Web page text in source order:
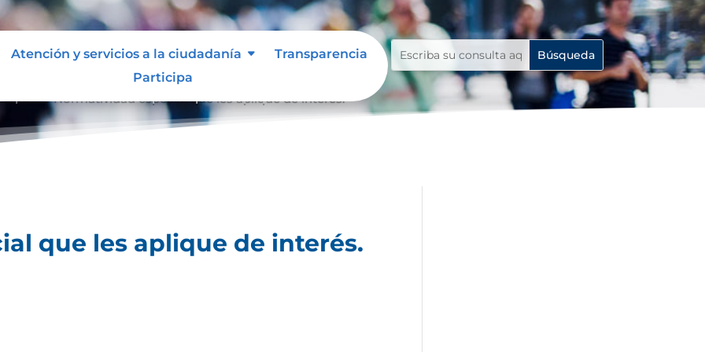
Atención y servicios a la ciudadanía
Transparencia
Participa
que les aplique de interés.